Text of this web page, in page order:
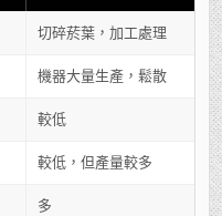
切碎菸葉，加工處理
機器大量生產，鬆散
較低
較低，但產量較多
多